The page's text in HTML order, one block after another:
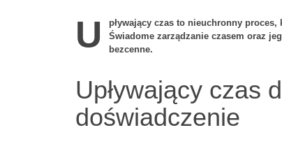
U
pływający czas to nieuchronny
Świadome zarządzanie czasem oraz
bezcenne.
Upływający czas
doświadczenie